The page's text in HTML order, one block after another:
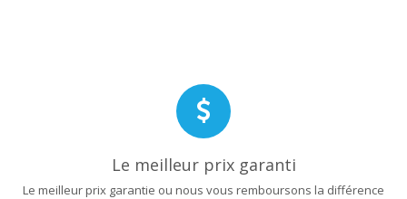
Le meilleur prix garanti
Le meilleur prix garantie ou nous vous remboursons la différence